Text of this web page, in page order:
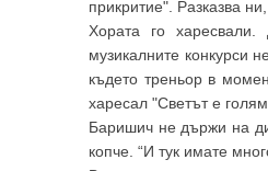
прикритие". Разказва
Хората го
музикалните конкурси
където треньор в
харесал "Светът е
Баришич не държи на
копче. “И тук имате